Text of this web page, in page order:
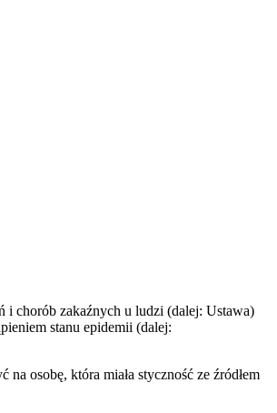
i chorób zakaźnych u ludzi (dalej: Ustawa)
stanu epidemii (dalej:
osobę, która miała styczność ze źródłem